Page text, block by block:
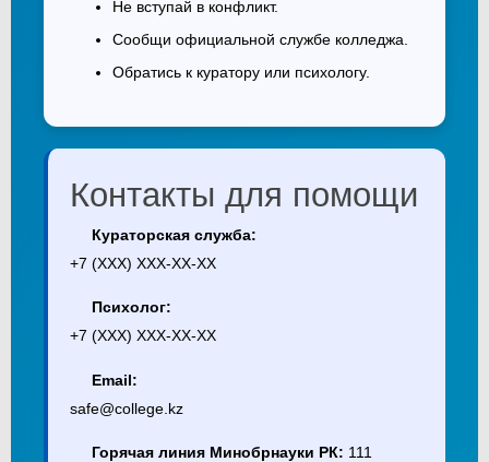
Не вступай в конфликт.
Сообщи официальной службе колледжа.
Обратись к куратору или психологу.
Контакты для помощи
Кураторская служба:
+7 (XXX) XXX-XX-XX
Психолог:
+7 (XXX) XXX-XX-XX
Email:
safe@college.kz
Горячая линия Минобрнауки РК: 111